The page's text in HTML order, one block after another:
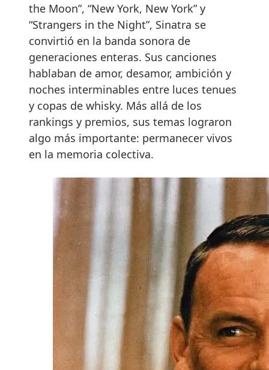
the Moon”, “New York, New York” y
“Strangers in the Night”, Sinatra se
convirtió en la banda sonora de
generaciones enteras. Sus canciones
hablaban de amor, desamor, ambición y
noches interminables entre luces tenues
y copas de whisky. Más allá de los
rankings y premios, sus temas lograron
algo más importante: permanecer vivos
en la memoria colectiva.